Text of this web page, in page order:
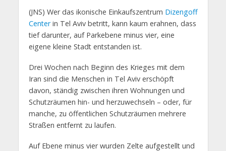
(JNS) Wer das ikonische Einkaufszentrum Dizengoff
Centerin Tel Aviv betritt, kann kaum erahnen, dass
tief darunter, auf Parkebene minus vier, eine
eigene kleine Stadt entstanden ist.
Drei Wochen nach Beginn des Krieges mit dem
Iran sind die Menschen in Tel Aviv erschöpft
davon, ständig zwischen ihren Wohnungen und
Schutzräumen hin- und herzuwechseln – oder, für
manche, zu öffentlichen Schutzräumen mehrere
Straßen entfernt zu laufen.
Auf Ebene minus vier wurden Zelte aufgestellt und